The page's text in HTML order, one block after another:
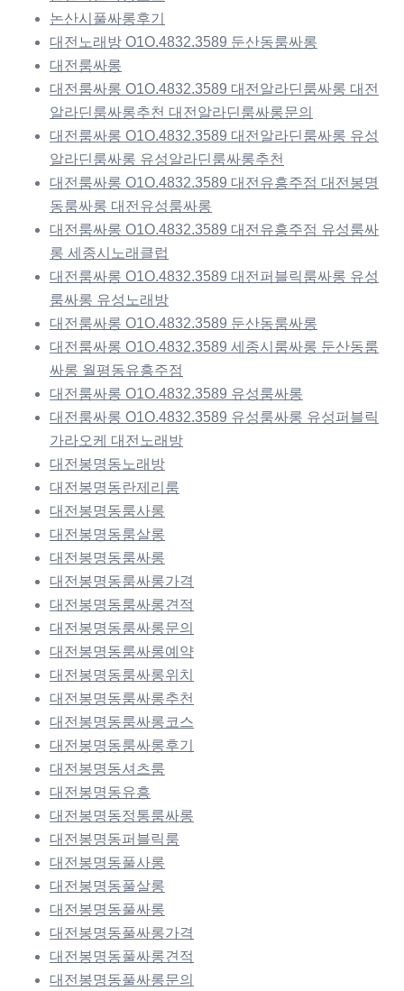
논산시풀싸롱후기
대전노래방 O1O.4832.3589 둔산동룸싸롱
대전룸싸롱
대전룸싸롱 O1O.4832.3589 대전알라딘룸싸롱 대전
알라딘룸싸롱추천 대전알라딘룸싸롱문의
대전룸싸롱 O1O.4832.3589 대전알라딘룸싸롱 유성
알라딘룸싸롱 유성알라딘룸싸롱추천
대전룸싸롱 O1O.4832.3589 대전유흥주점 대전봉명
동룸싸롱 대전유성룸싸롱
대전룸싸롱 O1O.4832.3589 대전유흥주점 유성룸싸
롱 세종시노래클럽
대전룸싸롱 O1O.4832.3589 대전퍼블릭룸싸롱 유성
룸싸롱 유성노래방
대전룸싸롱 O1O.4832.3589 둔산동룸싸롱
대전룸싸롱 O1O.4832.3589 세종시룸싸롱 둔산동룸
싸롱 월평동유흥주점
대전룸싸롱 O1O.4832.3589 유성룸싸롱
대전룸싸롱 O1O.4832.3589 유성룸싸롱 유성퍼블릭
가라오케 대전노래방
대전봉명동노래방
대전봉명동란제리룸
대전봉명동룸사롱
대전봉명동룸살롱
대전봉명동룸싸롱
대전봉명동룸싸롱가격
대전봉명동룸싸롱견적
대전봉명동룸싸롱문의
대전봉명동룸싸롱예약
대전봉명동룸싸롱위치
대전봉명동룸싸롱추천
대전봉명동룸싸롱코스
대전봉명동룸싸롱후기
대전봉명동셔츠룸
대전봉명동유흥
대전봉명동정통룸싸롱
대전봉명동퍼블릭룸
대전봉명동풀사롱
대전봉명동풀살롱
대전봉명동풀싸롱
대전봉명동풀싸롱가격
대전봉명동풀싸롱견적
대전봉명동풀싸롱문의